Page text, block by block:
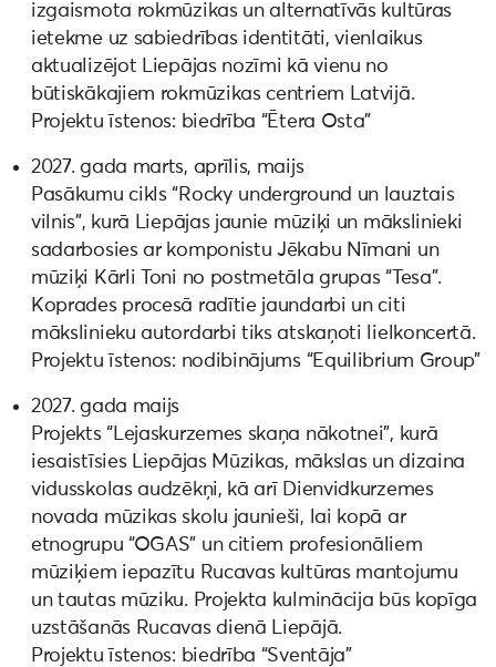
izgaismota rokmūzikas un alternatīvās kultūras
ietekme uz sabiedrības identitāti, vienlaikus
aktualizējot Liepājas nozīmi kā vienu no
būtiskākajiem rokmūzikas centriem Latvijā.
Projektu īstenos: biedrība “Ētera Osta”
2027. gada marts, aprīlis, maijs
Pasākumu cikls “Rocky underground un lauztais
vilnis”, kurā Liepājas jaunie mūziķi un mākslinieki
sadarbosies ar komponistu Jēkabu Nīmani un
mūziķi Kārli Toni no postmetāla grupas “Tesa”.
Koprades procesā radītie jaundarbi un citi
mākslinieku autordarbi tiks atskaņoti lielkoncertā.
Projektu īstenos: nodibinājums “Equilibrium Group”
2027. gada maijs
Projekts “Lejaskurzemes skaņa nākotnei”, kurā
iesaistīsies Liepājas Mūzikas, mākslas un dizaina
vidusskolas audzēkņi, kā arī Dienvidkurzemes
novada mūzikas skolu jaunieši, lai kopā ar
etnogrupu “OGAS” un citiem profesionāliem
mūziķiem iepazītu Rucavas kultūras mantojumu
un tautas mūziku. Projekta kulminācija būs kopīga
uzstāšanās Rucavas dienā Liepājā.
Projektu īstenos: biedrība “Sventāja”